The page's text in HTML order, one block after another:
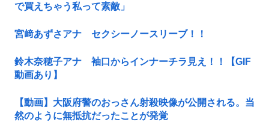
で買えちゃう私って素敵」
宮﨑あずさアナ セクシーノースリーブ！！
鈴木奈穂子アナ 袖口からインナーチラ見え！！【GIF
動画あり】
【動画】大阪府警のおっさん射殺映像が公開される。当
然のように無抵抗だったことが発覚